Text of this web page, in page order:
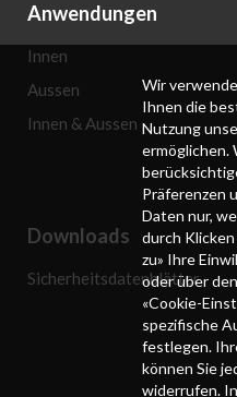
Anwendungen
Innen
Aussen
Innen & Aussen
Downloads
Sicherheitsdatenblätter
Wir
Ihnen die
Nutzung
ermöglichen.
Präferenzen
Daten nur,
durch
zu» Ihre
oder über
«Cookie-
spezifische
festlegen.
können Sie
widerrufen.